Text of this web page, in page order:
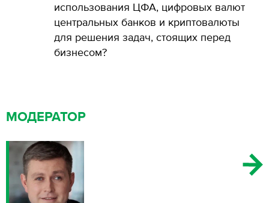
использования ЦФА, цифровых валют
центральных банков и криптовалюты
для решения задач, стоящих перед
бизнесом?
МОДЕРАТОР